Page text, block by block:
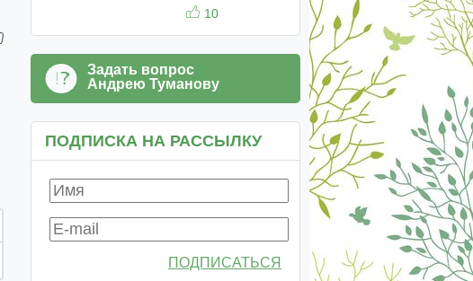
10
Задать вопрос
Андрею Туманову
ПОДПИСКА НА РАССЫЛКУ
ПОДПИСАТЬСЯ